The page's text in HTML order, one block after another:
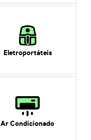
Eletroportáteis
Ar Condicionado